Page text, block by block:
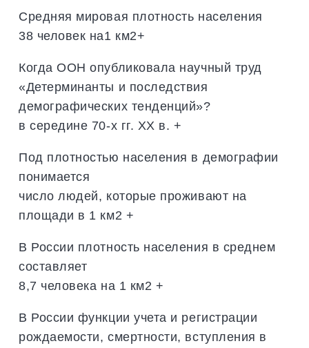
Средняя мировая плотность населения
38 человек на1 км2+
Когда ООН опубликовала научный труд
«Детерминанты и последствия
демографических тенденций»?
в середине 70-х гг. ХХ в. +
Под плотностью населения в демографии
понимается
число людей, которые проживают на
площади в 1 км2 +
В России плотность населения в среднем
составляет
8,7 человека на 1 км2 +
В России функции учета и регистрации
рождаемости, смертности, вступления в